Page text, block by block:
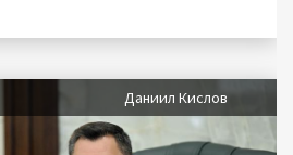
Даниил Кислов